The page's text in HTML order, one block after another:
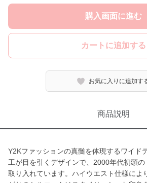
購入画面に進む
カートに追加する
お気に入りに追加す
商品説明
Y2Kファッションの真髄を体現するワイド
工が目を引くデザインで、2000年代初頭の
取り入れています。ハイウエスト仕様によ